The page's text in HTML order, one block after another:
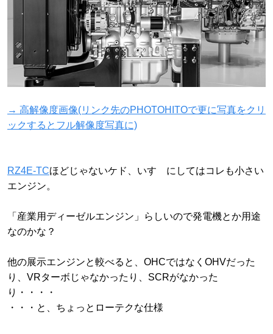
→ 高解像度画像(リンク先のPHOTOHITOで更に写真をクリ
ックするとフル解像度写真に)
RZ4E-TCほどじゃないケド、いすゞにしてはコレも小さい
エンジン。
「産業用ディーゼルエンジン」らしいので発電機とか用途
なのかな？
他の展示エンジンと較べると、OHCではなくOHVだった
り、VRターボじゃなかったり、SCRがなかった
り・・・・
・・・と、ちょっとローテクな仕様